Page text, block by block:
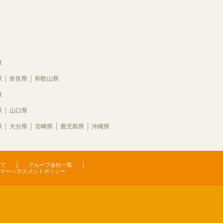
奈良県 和歌山県
山口県
大分県 宮崎県 鹿児島県 沖縄県
グループ会社一覧
ーハラスメントポリシー